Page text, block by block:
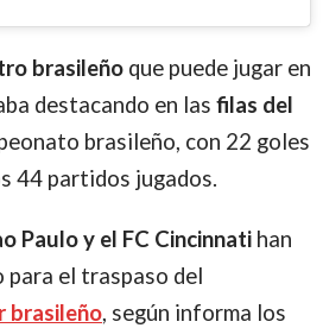
brasileño que puede jugar en
destacando en las filas del
brasileño, con 22 goles
44 partidos jugados.
Paulo y el FC Cincinnati han
para el traspaso del
brasileño, según informa los